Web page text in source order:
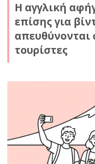
Η αγγλική
επίσης για
τουρίστες